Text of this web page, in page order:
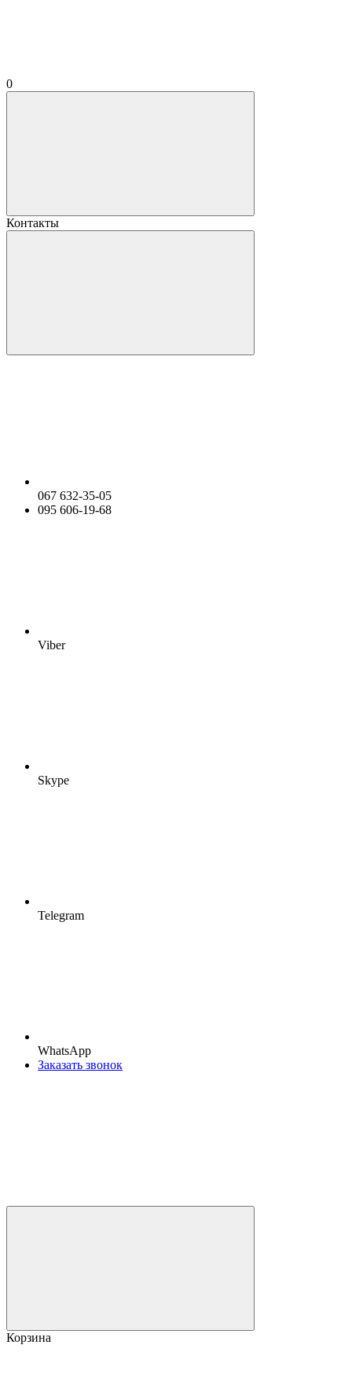
0
Контакты
067 632-35-05
095 606-19-68
Viber
Skype
Telegram
WhatsApp
Заказать звонок
Корзина